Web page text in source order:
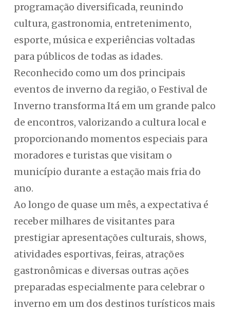
programação diversificada, reunindo
cultura, gastronomia, entretenimento,
esporte, música e experiências voltadas
para públicos de todas as idades.
Reconhecido como um dos principais
eventos de inverno da região, o Festival de
Inverno transforma Itá em um grande palco
de encontros, valorizando a cultura local e
proporcionando momentos especiais para
moradores e turistas que visitam o
município durante a estação mais fria do
ano.
Ao longo de quase um mês, a expectativa é
receber milhares de visitantes para
prestigiar apresentações culturais, shows,
atividades esportivas, feiras, atrações
gastronômicas e diversas outras ações
preparadas especialmente para celebrar o
inverno em um dos destinos turísticos mais